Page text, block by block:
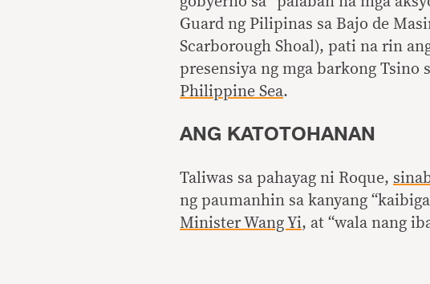
Guard ng Pilipinas sa Bajo de
Scarborough Shoal), pati na rin
presensiya ng mga barkong Tsino
Philippine Sea.
ANG KATOTOHANAN
Taliwas sa pahayag ni Roque,
ng paumanhin sa kanyang
Minister Wang Yi, at “wala nang